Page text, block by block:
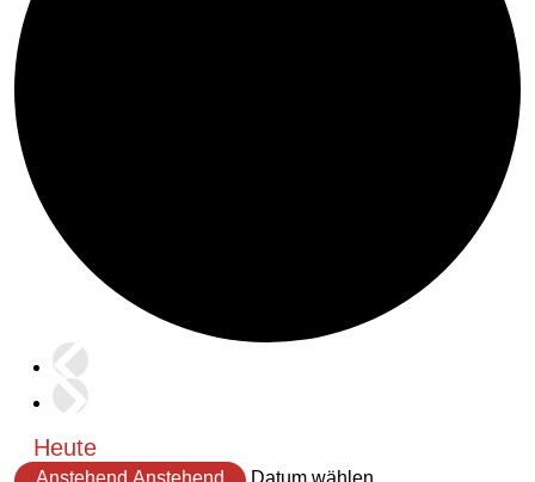
Heute
Anstehend Anstehend Datum wählen.